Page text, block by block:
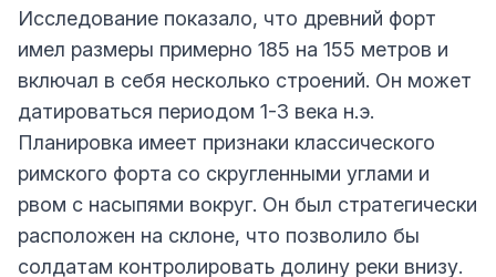
Исследование показало, что древний форт
имел размеры примерно 185 на 155 метров и
включал в себя несколько строений. Он может
датироваться периодом 1-3 века н.э.
Планировка имеет признаки классического
римского форта со скругленными углами и
рвом с насыпями вокруг. Он был стратегически
расположен на склоне, что позволило бы
солдатам контролировать долину реки внизу.